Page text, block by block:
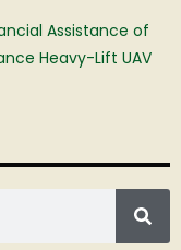
Assistance of
Heavy-Lift UAV